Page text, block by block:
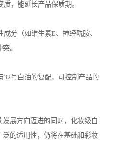
，能延长产品保质期。
分（如维生素E、神经酰胺、
。
32号白油的复配，可控制产品的
展方向迈进的同时，化妆级白
泛的适用性，仍将在基础和彩妆